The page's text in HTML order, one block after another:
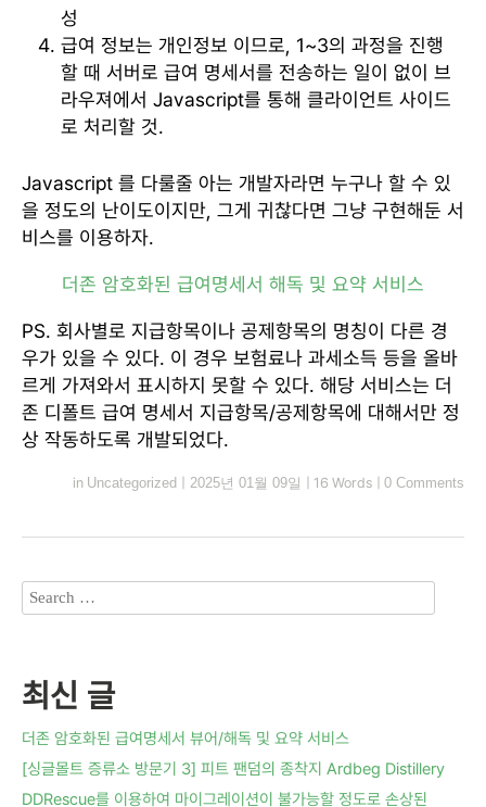
성
급여 정보는 개인정보 이므로, 1~3의 과정을 진행
할 때 서버로 급여 명세서를 전송하는 일이 없이 브
라우져에서 Javascript를 통해 클라이언트 사이드
로 처리할 것.
Javascript 를 다룰줄 아는 개발자라면 누구나 할 수 있
을 정도의 난이도이지만, 그게 귀찮다면 그냥 구현해둔 서
비스를 이용하자.
더존 암호화된 급여명세서 해독 및 요약 서비스
PS. 회사별로 지급항목이나 공제항목의 명칭이 다른 경
우가 있을 수 있다. 이 경우 보험료나 과세소득 등을 올바
르게 가져와서 표시하지 못할 수 있다. 해당 서비스는 더
존 디폴트 급여 명세서 지급항목/공제항목에 대해서만 정
상 작동하도록 개발되었다.
in Uncategorized 2025년 01월 09일 16 Words 0 Comments
최신 글
더존 암호화된 급여명세서 뷰어/해독 및 요약 서비스
[싱글몰트 증류소 방문기 3] 피트 팬덤의 종착지 Ardbeg Distillery
DDRescue를 이용하여 마이그레이션이 불가능할 정도로 손상된